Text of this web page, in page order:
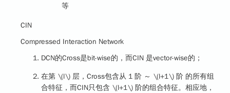
等
CIN
Compressed Interaction Network
DCN的Cross是bit-wise的，而CIN 是vector-wise的；
在第 \(l\) 层，Cross包含从 1 阶 ～ \(l+1\) 阶 的所有组
合特征，而CIN只包含 \(l+1\) 阶的组合特征。相应地，